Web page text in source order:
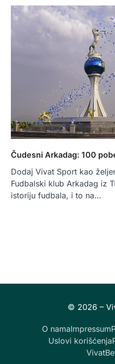
Čudesni Arkadag: 100
Dodaj Vivat Sport kao
Fudbalski klub Arkadag iz
istoriju fudbala, i to na…
O namaImpressum
Uslovi korišćenja